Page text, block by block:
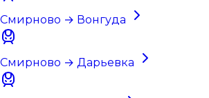
Смирново → Вонгуда
Смирново → Дарьевка